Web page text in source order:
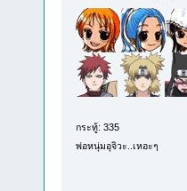
กระทู้: 335
พ่อหนุ่มอุจิวะ..เหอะๆ